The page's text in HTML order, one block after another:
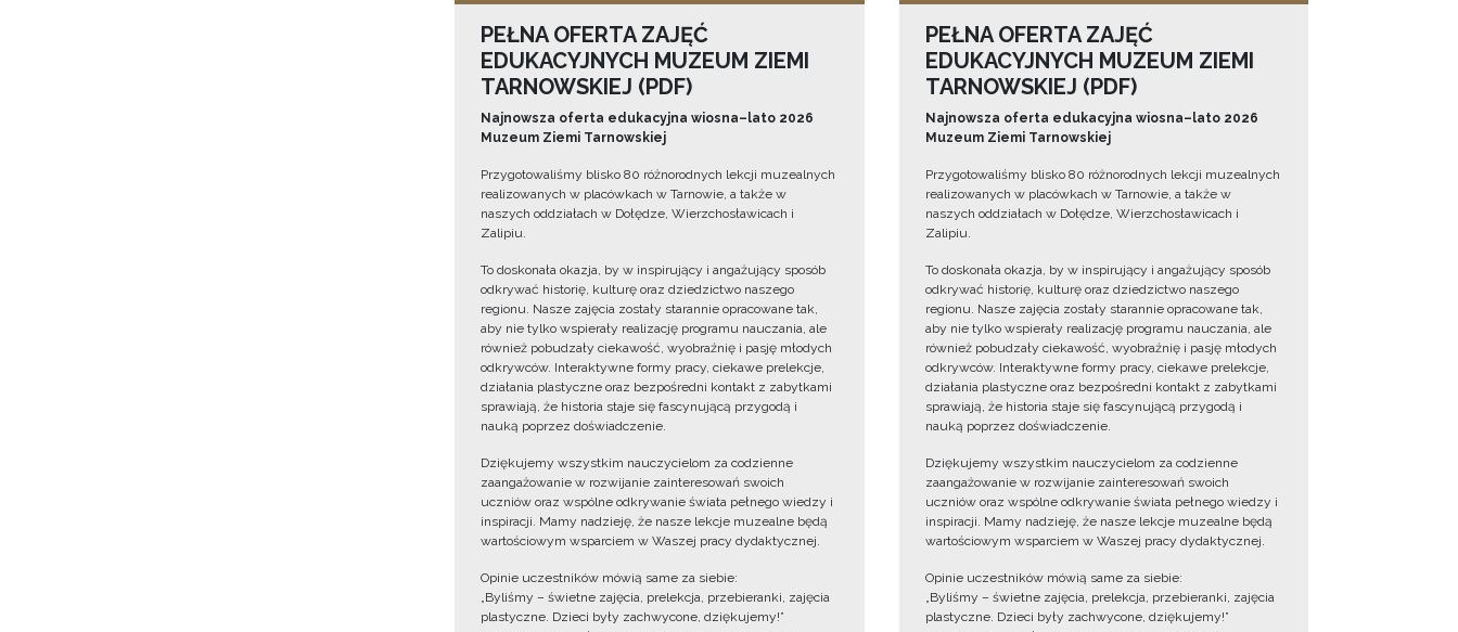
PEŁNA OFERTA ZAJĘĆ
EDUKACYJNYCH MUZEUM ZIEMI
TARNOWSKIEJ (PDF)
Najnowsza oferta edukacyjna wiosna–lato 2026
Muzeum Ziemi Tarnowskiej
Przygotowaliśmy blisko 80 różnorodnych lekcji muzealnych
realizowanych w placówkach w Tarnowie, a także w
naszych oddziałach w Dołędze, Wierzchosławicach i
Zalipiu.
To doskonała okazja, by w inspirujący i angażujący sposób
odkrywać historię, kulturę oraz dziedzictwo naszego
regionu. Nasze zajęcia zostały starannie opracowane tak,
aby nie tylko wspierały realizację programu nauczania, ale
również pobudzały ciekawość, wyobraźnię i pasję młodych
odkrywców. Interaktywne formy pracy, ciekawe prelekcje,
działania plastyczne oraz bezpośredni kontakt z zabytkami
sprawiają, że historia staje się fascynującą przygodą i
nauką poprzez doświadczenie.
Dziękujemy wszystkim nauczycielom za codzienne
zaangażowanie w rozwijanie zainteresowań swoich
uczniów oraz wspólne odkrywanie świata pełnego wiedzy i
inspiracji. Mamy nadzieję, że nasze lekcje muzealne będą
wartościowym wsparciem w Waszej pracy dydaktycznej.
Opinie uczestników mówią same za siebie:
„Byliśmy – świetne zajęcia, prelekcja, przebieranki, zajęcia
plastyczne. Dzieci były zachwycone, dziękujemy!”
PEŁNA OFERTA ZAJĘĆ
EDUKACYJNYCH MUZEUM ZIEMI
TARNOWSKIEJ (PDF)
Najnowsza oferta edukacyjna wiosna–lato 2026
Muzeum Ziemi Tarnowskiej
Przygotowaliśmy blisko 80 różnorodnych lekcji muzealnych
realizowanych w placówkach w Tarnowie, a także w
naszych oddziałach w Dołędze, Wierzchosławicach i
Zalipiu.
To doskonała okazja, by w inspirujący i angażujący sposób
odkrywać historię, kulturę oraz dziedzictwo naszego
regionu. Nasze zajęcia zostały starannie opracowane tak,
aby nie tylko wspierały realizację programu nauczania, ale
również pobudzały ciekawość, wyobraźnię i pasję młodych
odkrywców. Interaktywne formy pracy, ciekawe prelekcje,
działania plastyczne oraz bezpośredni kontakt z zabytkami
sprawiają, że historia staje się fascynującą przygodą i
nauką poprzez doświadczenie.
Dziękujemy wszystkim nauczycielom za codzienne
zaangażowanie w rozwijanie zainteresowań swoich
uczniów oraz wspólne odkrywanie świata pełnego wiedzy i
inspiracji. Mamy nadzieję, że nasze lekcje muzealne będą
wartościowym wsparciem w Waszej pracy dydaktycznej.
Opinie uczestników mówią same za siebie:
„Byliśmy – świetne zajęcia, prelekcja, przebieranki, zajęcia
plastyczne. Dzieci były zachwycone, dziękujemy!”